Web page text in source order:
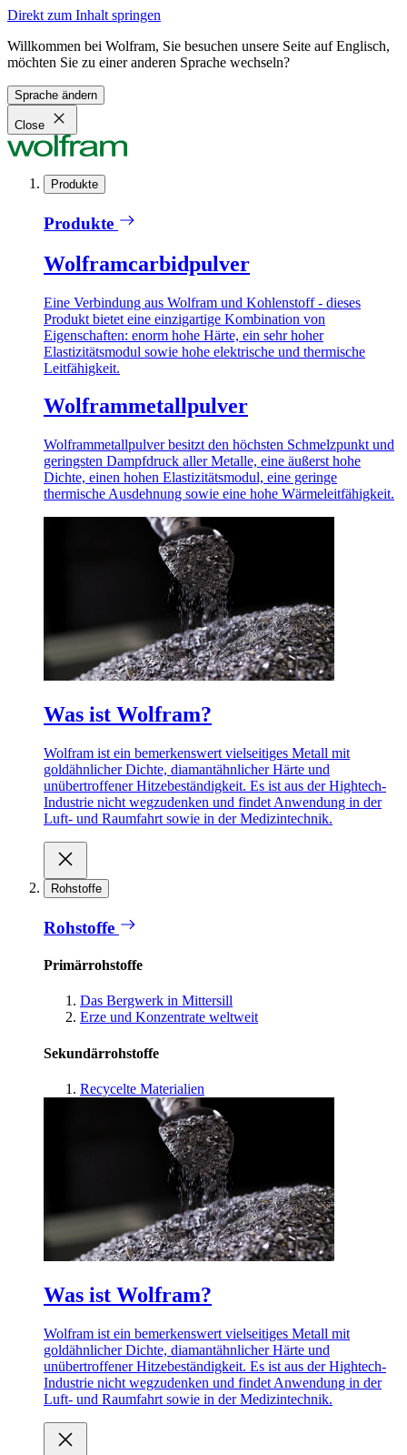
Direkt zum Inhalt springen
Willkommen bei Wolfram, Sie besuchen unsere Seite auf Englisch,
möchten Sie zu einer anderen Sprache wechseln?
Sprache ändern
Close
Produkte
Produkte
Wolframcarbidpulver
Eine Verbindung aus Wolfram und Kohlenstoff - dieses
Produkt bietet eine einzigartige Kombination von
Eigenschaften: enorm hohe Härte, ein sehr hoher
Elastizitätsmodul sowie hohe elektrische und thermische
Leitfähigkeit.
Wolframmetallpulver
Wolframmetallpulver besitzt den höchsten Schmelzpunkt und
geringsten Dampfdruck aller Metalle, eine äußerst hohe
Dichte, einen hohen Elastizitätsmodul, eine geringe
thermische Ausdehnung sowie eine hohe Wärmeleitfähigkeit.
Was ist Wolfram?
Wolfram ist ein bemerkenswert vielseitiges Metall mit
goldähnlicher Dichte, diamantähnlicher Härte und
unübertroffener Hitzebeständigkeit. Es ist aus der Hightech-
Industrie nicht wegzudenken und findet Anwendung in der
Luft- und Raumfahrt sowie in der Medizintechnik.
Rohstoffe
Rohstoffe
Primärrohstoffe
Das Bergwerk in Mittersill
Erze und Konzentrate weltweit
Sekundärrohstoffe
Recycelte Materialien
Was ist Wolfram?
Wolfram ist ein bemerkenswert vielseitiges Metall mit
goldähnlicher Dichte, diamantähnlicher Härte und
unübertroffener Hitzebeständigkeit. Es ist aus der Hightech-
Industrie nicht wegzudenken und findet Anwendung in der
Luft- und Raumfahrt sowie in der Medizintechnik.